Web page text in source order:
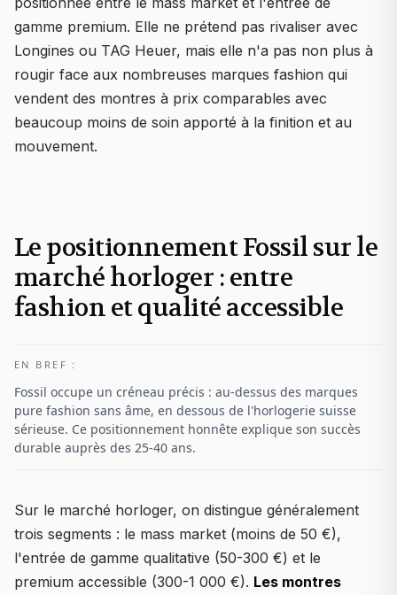
gamme premium. Elle ne prétend pas rivaliser avec
Longines ou TAG Heuer, mais elle n'a pas non plus à
rougir face aux nombreuses marques fashion qui
vendent des montres à prix comparables avec
beaucoup moins de soin apporté à la finition et au
mouvement.
Le positionnement Fossil sur le
marché horloger : entre
fashion et qualité accessible
EN BREF :
Fossil occupe un créneau précis : au-dessus des marques
pure fashion sans âme, en dessous de l'horlogerie suisse
sérieuse. Ce positionnement honnête explique son succès
durable auprès des 25-40 ans.
Sur le marché horloger, on distingue généralement
trois segments : le mass market (moins de 50 €),
l'entrée de gamme qualitative (50-300 €) et le
premium accessible (300-1 000 €). Les montres